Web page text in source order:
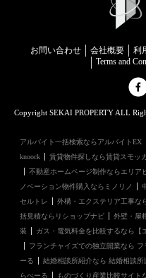
お問い合わせ 会社概要 利
Terms and
Copyright SEKAI PROPERTY ALL
アルバイト一括検索ならアルバイトEX
knoock
賃貸物件探しなら賃貸スモッ
不動産ホームページ制作ならエリア
ノベーション物件購入ならミノリノ
セルトレ
外構・エクステリア工事な
括見積ならリショップナビ
外壁・屋
装
ガス・電気料金を比較するなら【
フランチャイズでの独立開業なら
ーる
結婚相談所紹介なら 結婚相談所
らべーる
ものづくり産業比較サイト